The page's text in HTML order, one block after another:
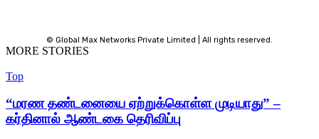
© Global Max Networks Private Limited | All rights reserved.
MORE STORIES
Top
“மரண தண்டனையை ஏற்றுக்கொள்ள முடியாது” –
கர்தினால் ஆண்டகை தெரிவிப்பு